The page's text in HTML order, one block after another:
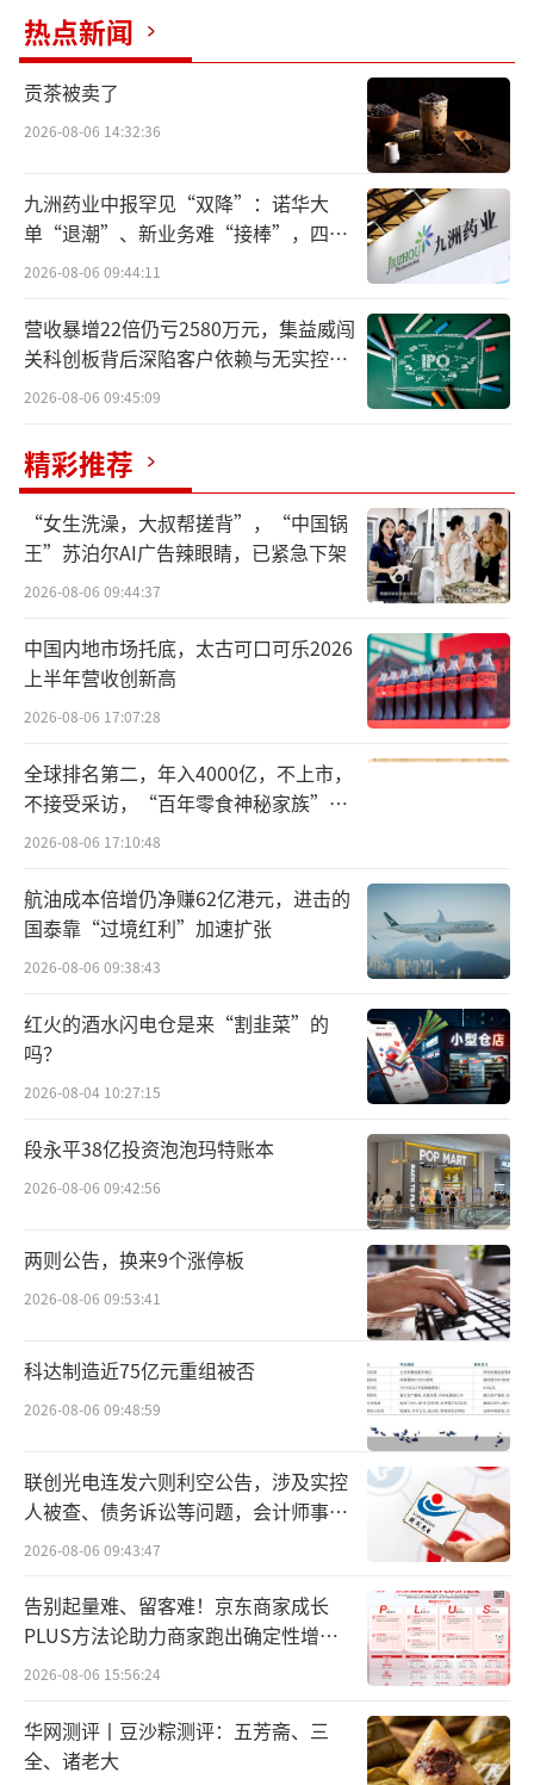
热点新闻
贡茶被卖了
2026-08-06 14:32:36
九洲药业中报罕见“双降”：诺华大
单“退潮”、新业务难“接棒”，四大
难关待闯
2026-08-06 09:44:11
营收暴增22倍仍亏2580万元，集益威闯
关科创板背后深陷客户依赖与无实控人
困局
2026-08-06 09:45:09
精彩推荐
“女生洗澡，大叔帮搓背”，“中国锅
王”苏泊尔AI广告辣眼睛，已紧急下架
2026-08-06 09:44:37
中国内地市场托底，太古可口可乐2026
上半年营收创新高
2026-08-06 17:07:28
全球排名第二，年入4000亿，不上市，
不接受采访，“百年零食神秘家族”浮
出水面？
2026-08-06 17:10:48
航油成本倍增仍净赚62亿港元，进击的
国泰靠“过境红利”加速扩张
2026-08-06 09:38:43
红火的酒水闪电仓是来“割韭菜”的
吗？
2026-08-04 10:27:15
段永平38亿投资泡泡玛特账本
2026-08-06 09:42:56
两则公告，换来9个涨停板
2026-08-06 09:53:41
科达制造近75亿元重组被否
2026-08-06 09:48:59
联创光电连发六则利空公告，涉及实控
人被查、债务诉讼等问题，会计师事务
所曾出具“保留意见”
2026-08-06 09:43:47
告别起量难、留客难！京东商家成长
PLUS方法论助力商家跑出确定性增长
路径
2026-08-06 15:56:24
华网测评丨豆沙粽测评：五芳斋、三
全、诸老大